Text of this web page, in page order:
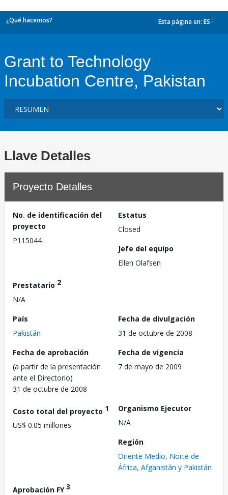
¿Qué hacemos? Esta página en: ES
Grant to Technology
Incubation Centre, Pakistan
Llave Detalles
Proyecto Detalles
No. de identificación del
proyecto
P115044
Estatus
Closed
Jefe del equipo
Ellen Olafsen
Prestatario 2
N/A
País
Pakistán
Fecha de divulgación
31 de octubre de 2008
Fecha de aprobación
(a partir de la presentación
ante el Directorio)
31 de octubre de 2008
Fecha de vigencia
7 de mayo de 2009
Costo total del proyecto 1
US$ 0.05 millones
Organismo Ejecutor
N/A
Región
Oriente Medio, Norte de
África, Afganistán y Pakistán
Aprobación FY3